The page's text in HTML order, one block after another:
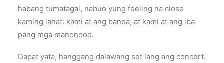
habang tumatagal, nabuo yung feeling na close
kaming lahat: kami at ang banda, at kami at ang iba
pang mga manonood.
Dapat yata, hanggang dalawang set lang ang concert.